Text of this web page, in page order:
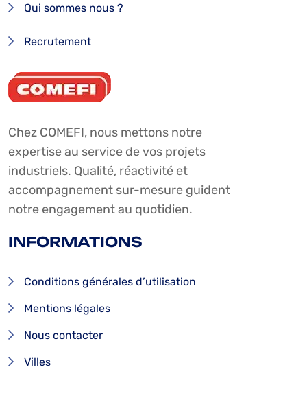
Qui sommes nous ?
Recrutement
Chez COMEFI, nous mettons notre
expertise au service de vos projets
industriels. Qualité, réactivité et
accompagnement sur-mesure guident
notre engagement au quotidien.
INFORMATIONS
Conditions générales d’utilisation
Mentions légales
Nous contacter
Villes